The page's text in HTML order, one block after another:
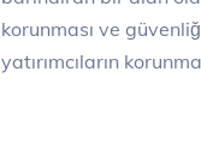
korunması ve
yatırımcıların